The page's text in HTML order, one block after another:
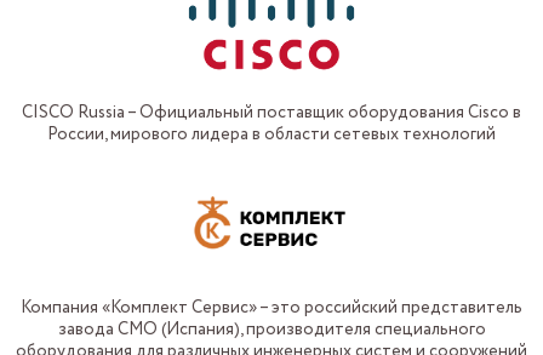
CISCO Russia – Официальный поставщик оборудования Cisco в
России, мирового лидера в области сетевых технологий
Компания «Комплект Сервис» – это российский представитель
завода СМО (Испания), производителя специального